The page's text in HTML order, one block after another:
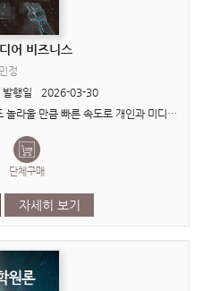
어 비즈니스
정
발행일
2026-03-30
머리말 생성형 AI는 지금 이 순간에도 놀라울 만큼 빠른 속도로 개인과 미디어 기업이 콘텐츠를 기획하고 제작하며 유통하는 방식 자체를 근본적으로 바꾸고 있다. 사람만이..
단체구매
자세히 보기